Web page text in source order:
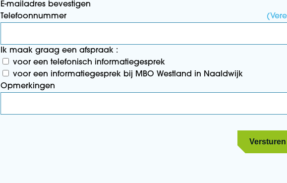
E-mailadres bevestigen
Telefoonnummer
Ik maak graag een afspraak :
voor een telefonisch informatiegesprek
voor een informatiegesprek bij MBO Westland in Naaldwijk
Opmerkingen